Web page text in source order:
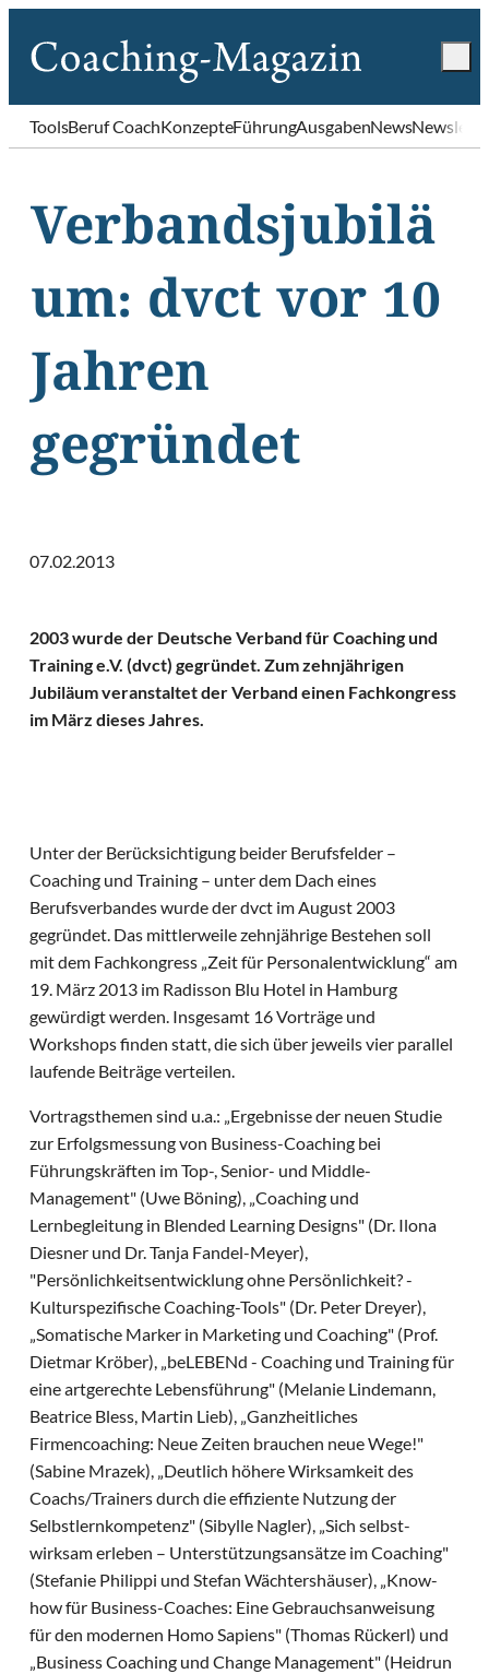
ToolsBeruf CoachKonzepteFührungAusgabenNews
Verbandsjubilä
um: dvct vor 10
Jahren
gegründet
07.02.2013
2003 wurde der Deutsche Verband für Coaching und
Training e.V. (dvct) gegründet. Zum zehnjährigen
Jubiläum veranstaltet der Verband einen Fachkongress
im März dieses Jahres.
Unter der Berücksichtigung beider Berufsfelder –
Coaching und Training – unter dem Dach eines
Berufsverbandes wurde der dvct im August 2003
gegründet. Das mittlerweile zehnjährige Bestehen soll
mit dem Fachkongress „Zeit für Personalentwicklung“ am
19. März 2013 im Radisson Blu Hotel in Hamburg
gewürdigt werden. Insgesamt 16 Vorträge und
Workshops finden statt, die sich über jeweils vier parallel
laufende Beiträge verteilen.
Vortragsthemen sind u.a.: „Ergebnisse der neuen Studie
zur Erfolgsmessung von Business-Coaching bei
Führungskräften im Top-, Senior- und Middle-
Management" (Uwe Böning), „Coaching und
Lernbegleitung in Blended Learning Designs" (Dr. Ilona
Diesner und Dr. Tanja Fandel-Meyer),
"Persönlichkeitsentwicklung ohne Persönlichkeit? -
Kulturspezifische Coaching-Tools" (Dr. Peter Dreyer),
„Somatische Marker in Marketing und Coaching" (Prof.
Dietmar Kröber), „beLEBENd - Coaching und Training für
eine artgerechte Lebensführung" (Melanie Lindemann,
Beatrice Bless, Martin Lieb), „Ganzheitliches
Firmencoaching: Neue Zeiten brauchen neue Wege!"
(Sabine Mrazek), „Deutlich höhere Wirksamkeit des
Coachs/Trainers durch die effiziente Nutzung der
Selbstlernkompetenz" (Sibylle Nagler), „Sich selbst-
wirksam erleben – Unterstützungsansätze im Coaching"
(Stefanie Philippi und Stefan Wächtershäuser), „Know-
how für Business-Coaches: Eine Gebrauchsanweisung
für den modernen Homo Sapiens" (Thomas Rückerl) und
„Business Coaching und Change Management" (Heidrun